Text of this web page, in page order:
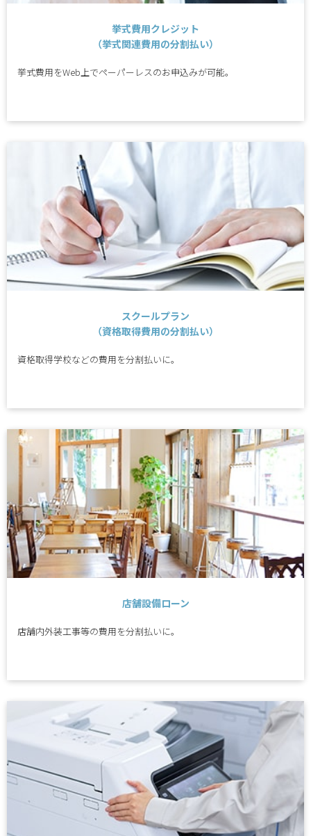
挙式費用クレジット
（挙式関連費用の分割払い）
挙式費用をWeb上でペーパーレスのお申込みが可能。
スクールプラン
（資格取得費用の分割払い）
資格取得学校などの費用を分割払いに。
店舗設備ローン
店舗内外装工事等の費用を分割払いに。